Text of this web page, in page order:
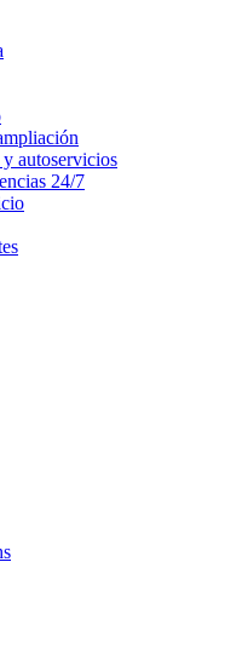
autoservicios
24/7